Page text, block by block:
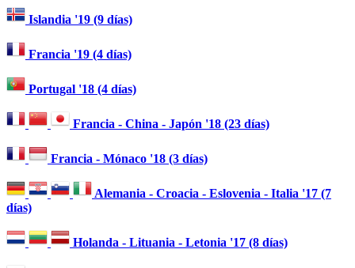
Islandia '19 (9 días)
Francia '19 (4 días)
Portugal '18 (4 días)
Francia - China - Japón '18 (23 días)
Francia - Mónaco '18 (3 días)
Alemania - Croacia - Eslovenia - Italia '17 (7
días)
Holanda - Lituania - Letonia '17 (8 días)